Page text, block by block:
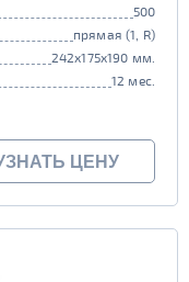
500
прямая (1, R)
242x175x190 мм.
12 мес.
ЦЕНУ